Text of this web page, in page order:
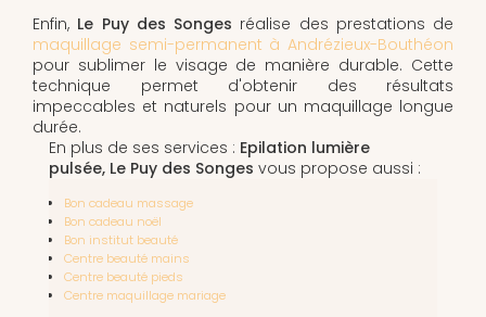
Enfin, Le Puy des Songes réalise des prestations de
maquillage semi-permanent à Andrézieux-Bouthéon
pour sublimer le visage de manière durable. Cette
technique permet d'obtenir des résultats
impeccables et naturels pour un maquillage longue
durée.
En plus de ses services : Epilation lumière
pulsée, Le Puy des Songes vous propose aussi :
Bon cadeau massage
Bon cadeau noël
Bon institut beauté
Centre beauté mains
Centre beauté pieds
Centre maquillage mariage